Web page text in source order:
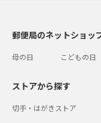
郵便局のネットショッ
母の日 こどもの日
ストアから探す
切手・はがきストア